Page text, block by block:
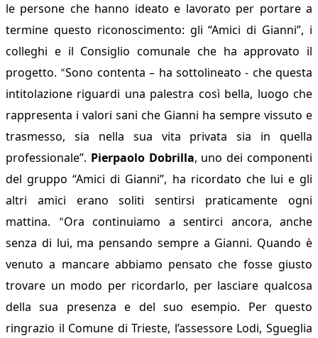
le persone che hanno ideato e lavorato per portare a
termine questo riconoscimento: gli “Amici di Gianni”, i
colleghi e il Consiglio comunale che ha approvato il
progetto. “Sono contenta – ha sottolineato - che questa
intitolazione riguardi una palestra così bella, luogo che
rappresenta i valori sani che Gianni ha sempre vissuto e
trasmesso, sia nella sua vita privata sia in quella
professionale”. Pierpaolo Dobrilla, uno dei componenti
del gruppo “Amici di Gianni”, ha ricordato che lui e gli
altri amici erano soliti sentirsi praticamente ogni
mattina.
“Ora continuiamo a sentirci ancora, anche
senza di lui, ma pensando sempre a Gianni. Quando è
venuto a mancare abbiamo pensato che fosse giusto
trovare un modo per ricordarlo, per lasciare qualcosa
della sua presenza e del suo esempio. Per questo
ringrazio il Comune di Trieste, l’assessore Lodi, Sgueglia